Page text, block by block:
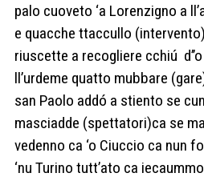
palo cuoveto ‘a Lorenzigno a
e quacche ttaccullo (intervento)
riuscette a recogliere cchiú d’’o
ll’urdeme quatto mubbare
san Paolo addó a stiento se
masciadde (spettatori)ca se
vedenno ca ‘o Ciuccio ca nun
‘nu Turino tutt’ato ca